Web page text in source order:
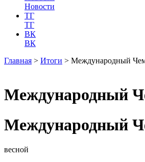
Новости
ТГ
ТГ
ВК
ВК
Главная > Итоги > Международный
Международный
Международный
весной